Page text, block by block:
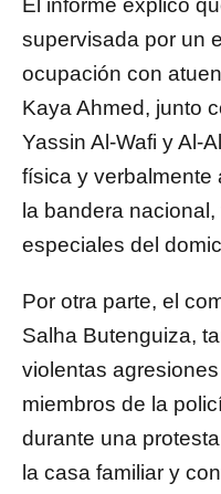
El informe explicó
supervisada por un
ocupación con
Kaya Ahmed, junto
Yassin Al-Wafi y Al-
física y verbalmente
la bandera
especiales del
Por otra parte, el
Salha Butenguiza,
violentas
miembros de la
durante una
la casa familiar y